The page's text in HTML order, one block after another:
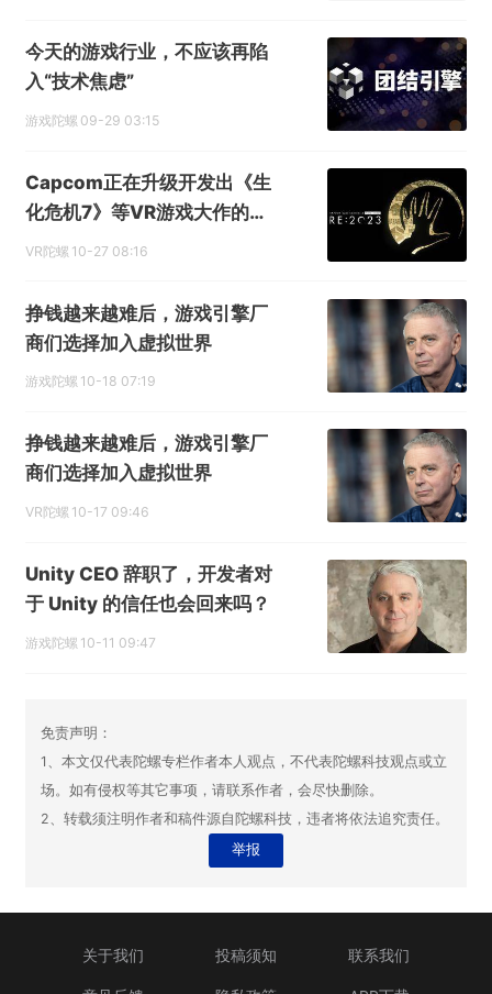
今天的游戏行业，不应该再陷
入“技术焦虑”
游戏陀螺 09-29 03:15
Capcom正在升级开发出《生
化危机7》等VR游戏大作的自
研引擎RE Engine
VR陀螺 10-27 08:16
挣钱越来越难后，游戏引擎厂
商们选择加入虚拟世界
游戏陀螺 10-18 07:19
挣钱越来越难后，游戏引擎厂
商们选择加入虚拟世界
VR陀螺 10-17 09:46
Unity CEO 辞职了，开发者对
于 Unity 的信任也会回来吗？
游戏陀螺 10-11 09:47
免责声明：
1、本文仅代表陀螺专栏作者本人观点，不代表陀螺科技观点或立
场。如有侵权等其它事项，请联系作者，会尽快删除。
2、转载须注明作者和稿件源自陀螺科技，违者将依法追究责任。
举报
关于我们 投稿须知 联系我们